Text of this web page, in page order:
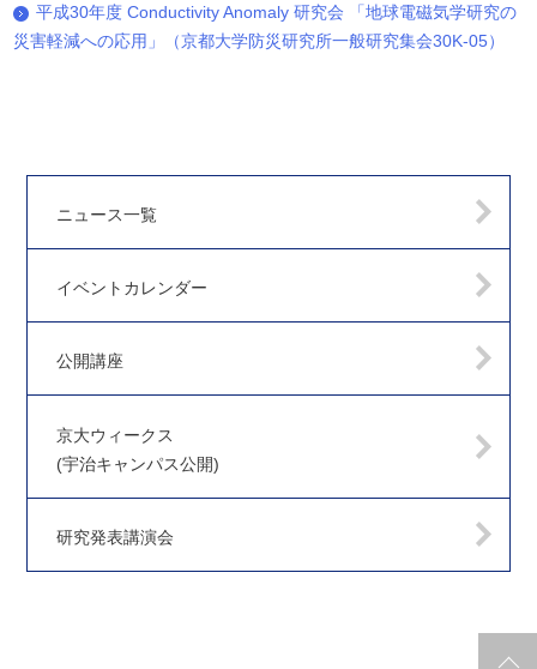
平成30年度 Conductivity Anomaly 研究会 「地球電磁気学研究の
災害軽減への応用」（京都大学防災研究所一般研究集会30K-05）
ニュース一覧
イベントカレンダー
公開講座
京大ウィークス
(宇治キャンパス公開)
研究発表講演会